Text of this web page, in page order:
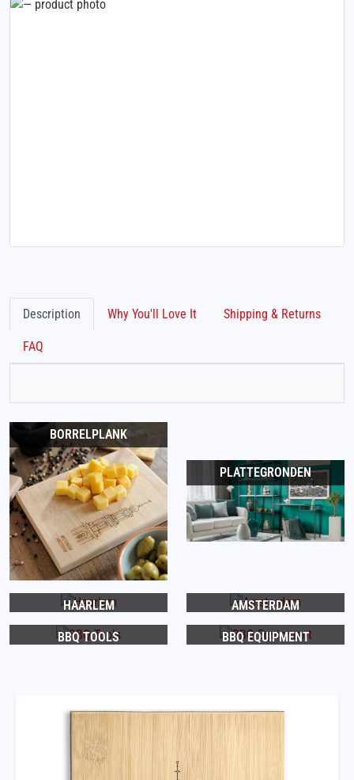
Description Why You'll Love It Shipping & Returns
FAQ
BORRELPLANK
PLATTEGRONDEN
HAARLEM AMSTERDAM
BBQ TOOLS BBQ EQUIPMENT